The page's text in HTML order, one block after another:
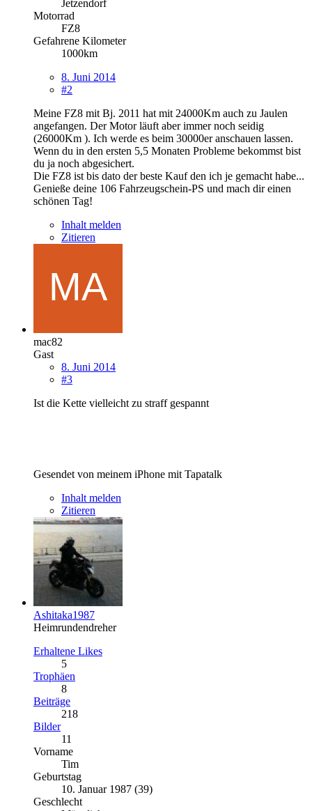
Jetzendorf
Motorrad
FZ8
Gefahrene Kilometer
1000km
8. Juni 2014
#2
Meine FZ8 mit Bj. 2011 hat mit 24000Km auch zu Jaulen
angefangen. Der Motor läuft aber immer noch seidig
(26000Km ). Ich werde es beim 30000er anschauen lassen.
Wenn du in den ersten 5,5 Monaten Probleme bekommst bist
du ja noch abgesichert.
Die FZ8 ist bis dato der beste Kauf den ich je gemacht habe...
Genieße deine 106 Fahrzeugschein-PS und mach dir einen
schönen Tag!
Inhalt melden
Zitieren
mac82
Gast
8. Juni 2014
#3
Ist die Kette vielleicht zu straff gespannt
Gesendet von meinem iPhone mit Tapatalk
Inhalt melden
Zitieren
Ashitaka1987
Heimrundendreher
Erhaltene Likes
5
Trophäen
8
Beiträge
218
Bilder
11
Vorname
Tim
Geburtstag
10. Januar 1987 (39)
Geschlecht